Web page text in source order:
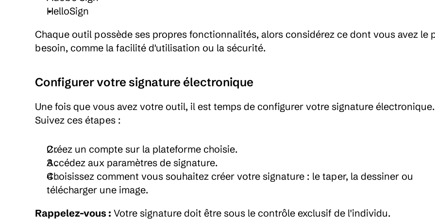
HelloSign
Chaque outil possède ses propres fonctionnalités, alors considérez ce dont vous avez le
besoin, comme la facilité d'utilisation ou la sécurité.
Configurer votre signature électronique
Une fois que vous avez votre outil, il est temps de configurer votre signature électronique.
Suivez ces étapes :
Créez un compte sur la plateforme choisie.
Accédez aux paramètres de signature.
Choisissez comment vous souhaitez créer votre signature : le taper, la dessiner ou
télécharger une image.
Rappelez-vous : Votre signature doit être sous le contrôle exclusif de l'individu.